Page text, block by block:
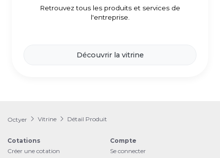
Retrouvez tous les produits et services de
l'entreprise.
Découvrir la vitrine
Octyer Vitrine Détail Produit
Cotations
Créer une cotation
Compte
Se connecter